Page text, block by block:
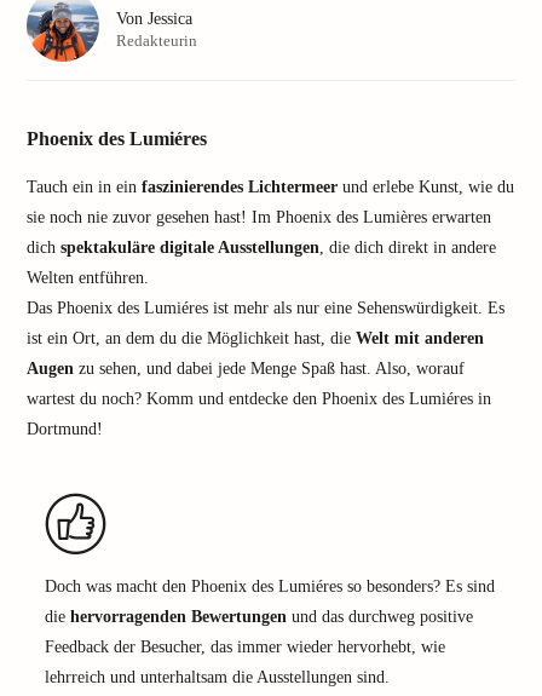
Phoenix des Lumiéres
Tauch ein in ein faszinierendes Lichtermeer und erlebe Kunst, wie du
sie noch nie zuvor gesehen hast! Im Phoenix des Lumières erwarten
dich spektakuläre digitale Ausstellungen, die dich direkt in andere
Welten entführen.
Das Phoenix des Lumiéres ist mehr als nur eine Sehenswürdigkeit. Es
ist ein Ort, an dem du die Möglichkeit hast, die Welt mit anderen
Augen zu sehen, und dabei jede Menge Spaß hast. Also, worauf
wartest du noch? Komm und entdecke den Phoenix des Lumiéres in
Dortmund!
Doch was macht den Phoenix des Lumiéres so besonders? Es sind
die hervorragenden Bewertungen und das durchweg positive
Feedback der Besucher, das immer wieder hervorhebt, wie
lehrreich und unterhaltsam die Ausstellungen sind.
Von Jessica
Redakteurin